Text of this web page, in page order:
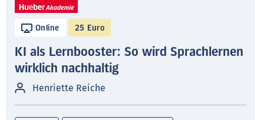
Online 25 Euro
KI als Lernbooster: So wird Sprachlernen
wirklich nachhaltig
Henriette Reiche